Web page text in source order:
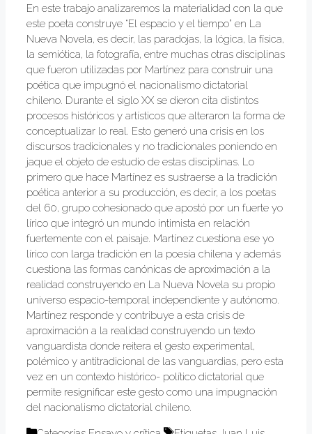
En este trabajo analizaremos la materialidad con la que
este poeta construye “El espacio y el tiempo” en La
Nueva Novela, es decir, las paradojas, la lógica, la física,
la semiótica, la fotografía, entre muchas otras disciplinas
que fueron utilizadas por Martínez para construir una
poética que impugnó el nacionalismo dictatorial
chileno. Durante el siglo XX se dieron cita distintos
procesos históricos y artísticos que alteraron la forma de
conceptualizar lo real. Esto generó una crisis en los
discursos tradicionales y no tradicionales poniendo en
jaque el objeto de estudio de estas disciplinas. Lo
primero que hace Martínez es sustraerse a la tradición
poética anterior a su producción, es decir, a los poetas
del 60, grupo cohesionado que apostó por un fuerte yo
lírico que integró un mundo intimista en relación
fuertemente con el paisaje. Martínez cuestiona ese yo
lírico con larga tradición en la poesía chilena y además
cuestiona las formas canónicas de aproximación a la
realidad construyendo en La Nueva Novela su propio
universo espacio-temporal independiente y autónomo.
Martínez responde y contribuye a esta crisis de
aproximación a la realidad construyendo un texto
vanguardista donde reitera el gesto experimental,
polémico y antitradicional de las vanguardias, pero esta
vez en un contexto histórico- político dictatorial que
permite resignificar este gesto como una impugnación
del nacionalismo dictatorial chileno.